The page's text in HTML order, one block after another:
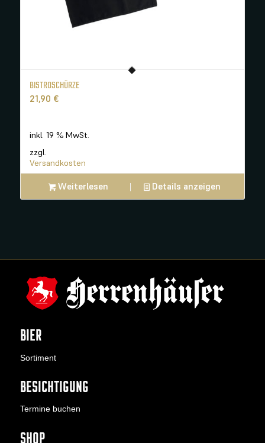
BISTROSCHÜRZE
21,90 €
inkl. 19 % MwSt.
zzgl.
Versandkosten
Weiterlesen Details anzeigen
BIER
Sortiment
BESICHTIGUNG
Termine buchen
SHOP